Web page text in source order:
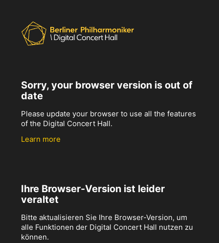
Sorry, your browser version is out of
date
Please update your browser to use all the features
of the Digital Concert Hall.
Learn more
Ihre Browser-Version ist leider
veraltet
Bitte aktualisieren Sie Ihre Browser-Version, um
alle Funktionen der Digital Concert Hall nutzen zu
können.